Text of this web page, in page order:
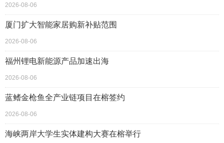
2026-08-06
厦门扩大智能家居购新补贴范围
2026-08-06
福州锂电新能源产品加速出海
2026-08-06
蓝鳍金枪鱼全产业链项目在榕签约
2026-08-06
海峡两岸大学生实体建构大赛在榕举行